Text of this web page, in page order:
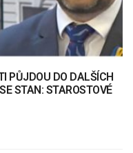
PŮJDOU DO DALŠÍCH
STAN: STAROSTOVÉ